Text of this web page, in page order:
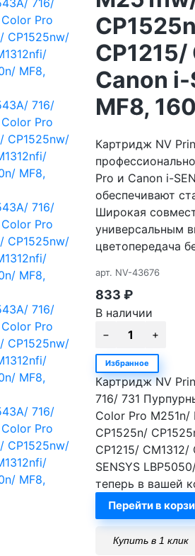
Canon
MF8,
Картридж NV
Pro и Canon i-
обеспечивают
Широкая
универсальным
цветопередача
арт. NV-43676
833 ₽
В наличии
Избранное
Картридж NV
716/ 731
Color Pro
CP1525n/
CP1215/
SENSYS
теперь в вашей
Перейти в
Купить в 1 клик